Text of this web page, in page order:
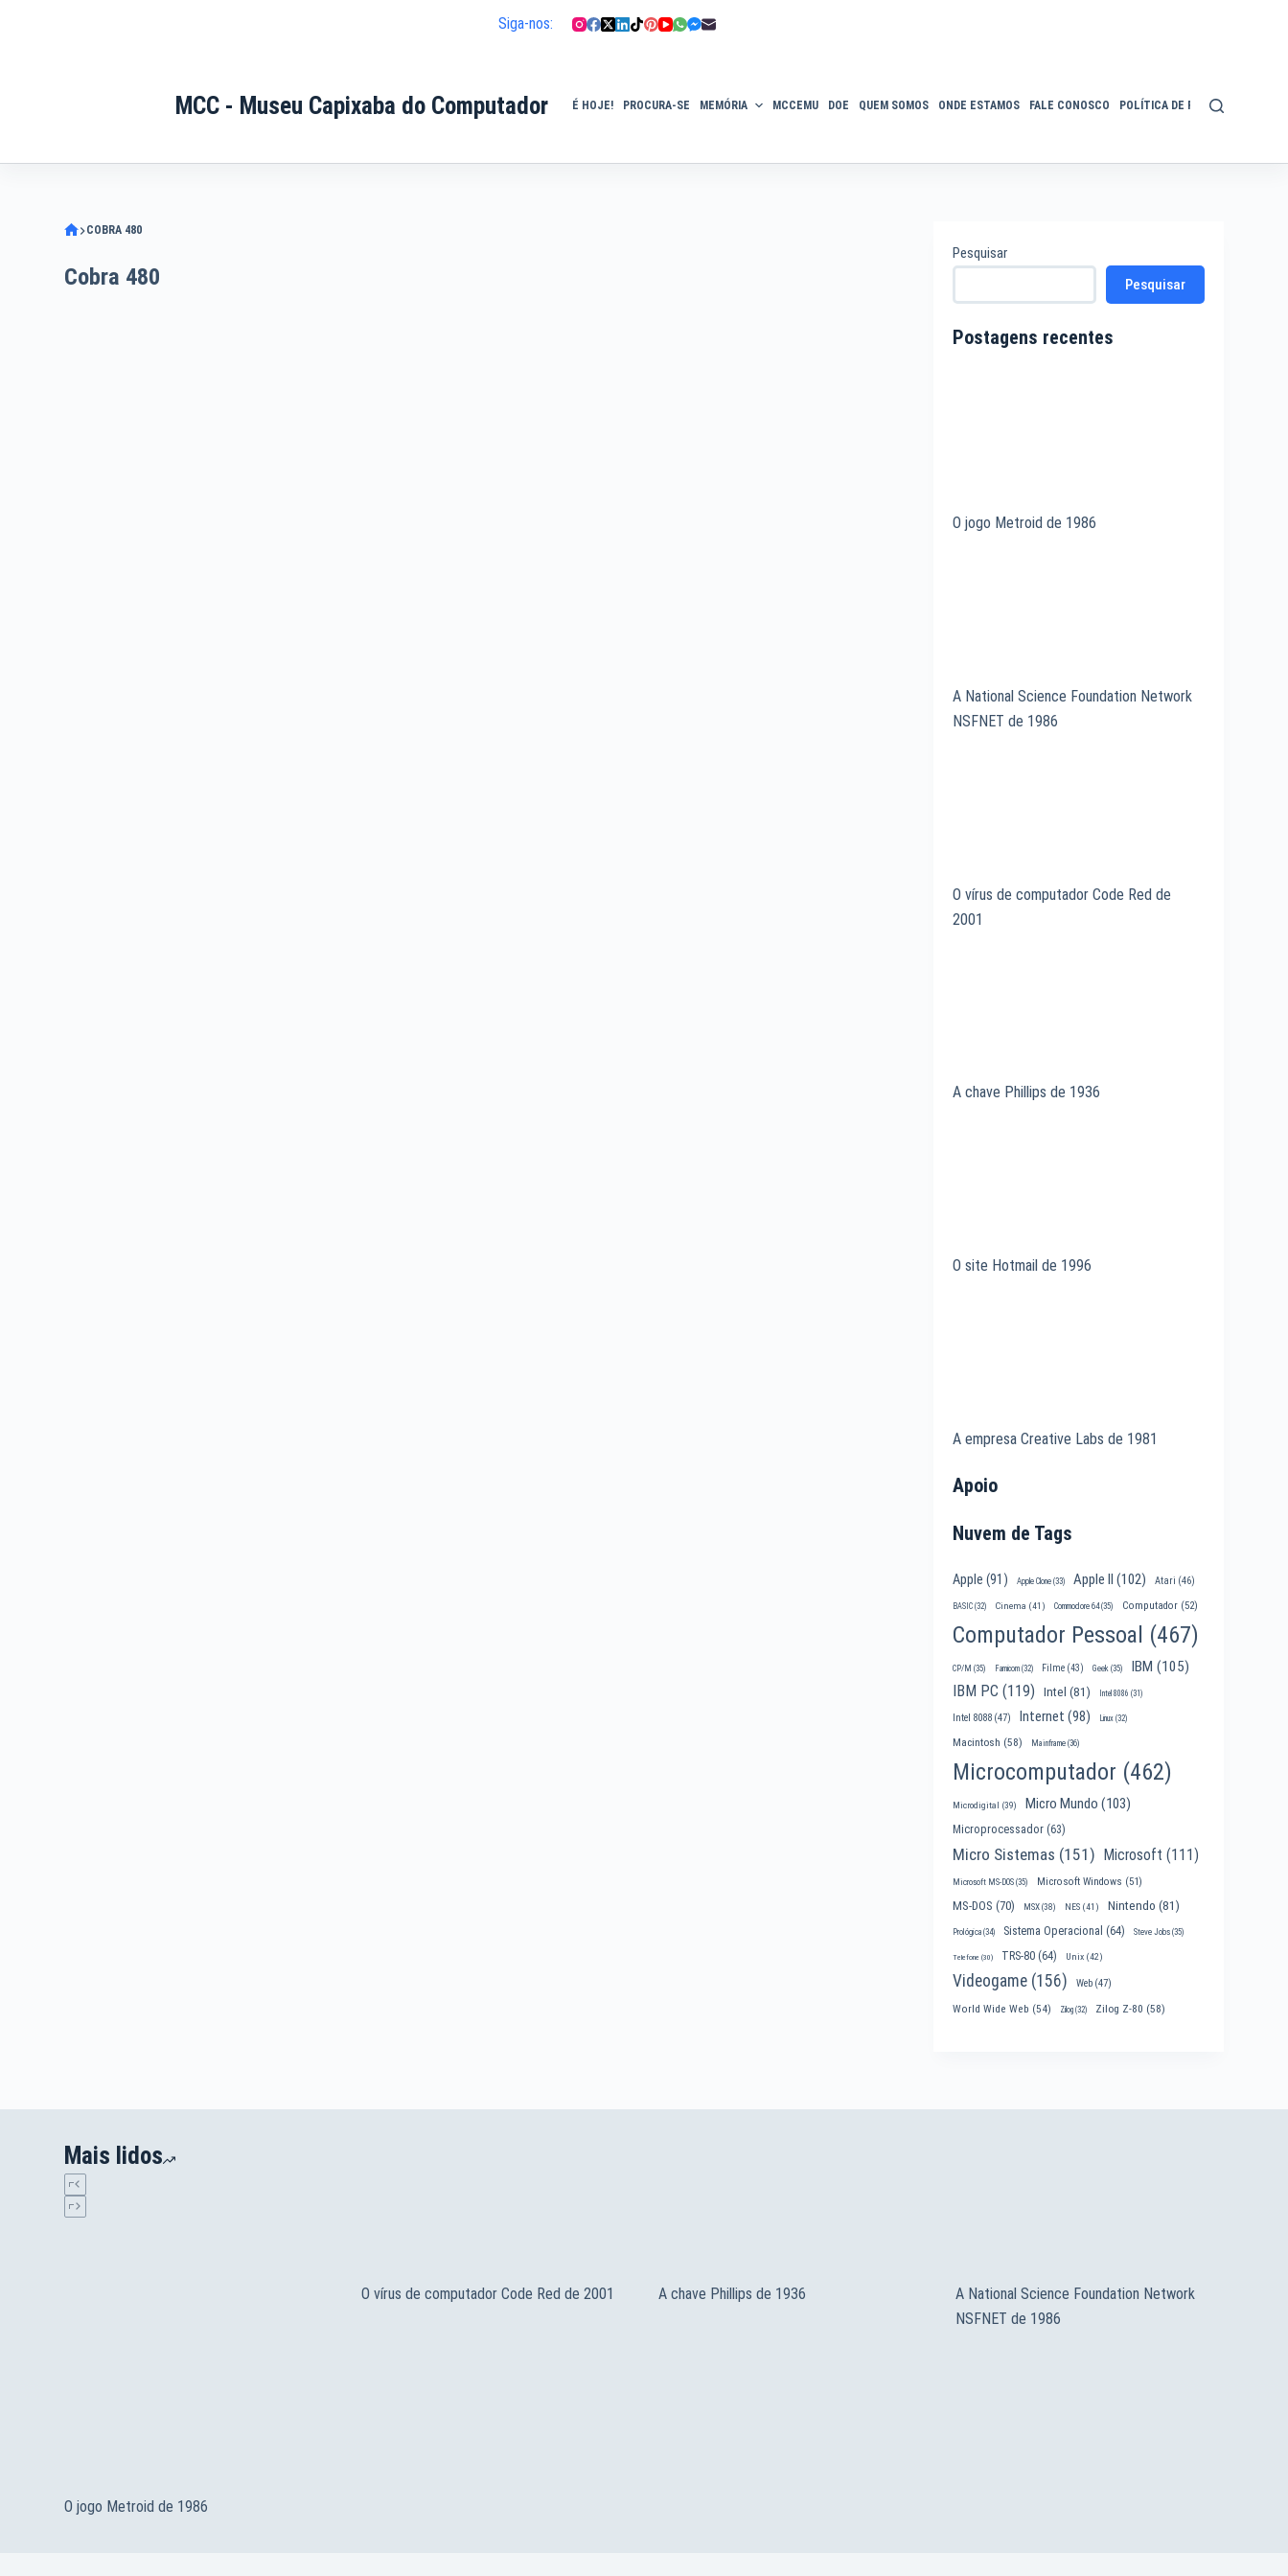
Siga-nos:
MCC - Museu Capixaba do Computador É HOJE! PROCURA-SE MEMÓRIA MCCEMU DOE QUEM SOMOS ONDE ESTAMOS FALE CONOSCO POLÍTICA DE PRIVACIDADE
COBRA 480
Cobra 480
Pesquisar
Pesquisar
Postagens recentes
O jogo Metroid de 1986
A National Science Foundation Network
NSFNET de 1986
O vírus de computador Code Red de
2001
A chave Phillips de 1936
O site Hotmail de 1996
A empresa Creative Labs de 1981
Apoio
Nuvem de Tags
Apple (91) Apple Clone (33) Apple II (102) Atari (46)
BASIC (32) Cinema (41) Commodore 64(35) Computador (52)
Computador Pessoal (467)
CP/M (35) Famicom (32) Filme (43) Geek (35) IBM (105)
IBM PC (119) Intel (81) Intel 8086 (31)
Intel 8088 (47) Internet (98) Linux (32)
Macintosh (58) Mainframe (36)
Microcomputador (462)
Microdigital (39) Micro Mundo (103)
Microprocessador (63)
Micro Sistemas (151) Microsoft (111)
Microsoft MS-DOS (35) Microsoft Windows (51)
MS-DOS (70) MSX(38) NES (41) Nintendo (81)
Prológica (34) Sistema Operacional (64) Steve Jobs (35)
Telefone (30) TRS-80 (64) Unix (42)
Videogame (156) Web (47)
World Wide Web (54) Zilog (32) Zilog Z-80 (58)
Mais lidos
O vírus de computador Code Red de 2001 A chave Phillips de 1936
A National Science Foundation Network
NSFNET de 1986
O jogo Metroid de 1986